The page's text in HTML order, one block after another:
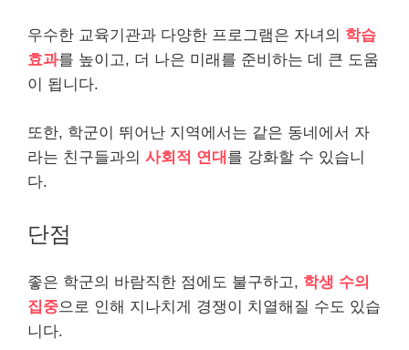
우수한 교육기관과 다양한 프로그램은 자녀의 학습
효과를 높이고, 더 나은 미래를 준비하는 데 큰 도움
이 됩니다.
또한, 학군이 뛰어난 지역에서는 같은 동네에서 자
라는 친구들과의 사회적 연대 를 강화할 수 있습니
다.
단점
좋은 학군의 바람직한 점에도 불구하고, 학생 수의
집중으로 인해 지나치게 경쟁이 치열해질 수도 있습
니다.